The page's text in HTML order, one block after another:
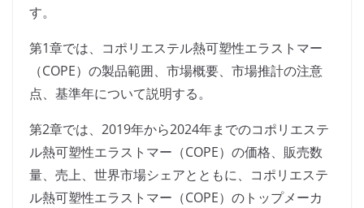
す。
第1章では、コポリエステル熱可塑性エラストマー
（COPE）の製品範囲、市場概要、市場推計の注意
点、基準年について説明する。
第2章では、2019年から2024年までのコポリエステ
ル熱可塑性エラストマー（COPE）の価格、販売数
量、売上、世界市場シェアとともに、コポリエステ
ル熱可塑性エラストマー（COPE）のトップメーカ